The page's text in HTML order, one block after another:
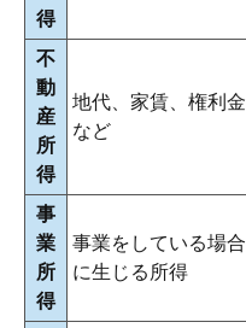
得
不
動
産
所
得
地代、家賃、権利金
など
事
業
所
得
事業をしている場合
に生じる所得